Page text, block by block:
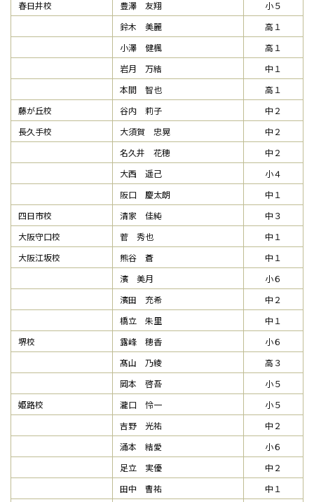
春日井校
豊澤 友翔
小５
鈴木 美麗
高１
小澤 健楓
高１
岩月 万結
中１
本間 智也
高１
藤が丘校
谷内 莉子
中２
長久手校
大須賀 忠晃
中２
名久井 花穂
中２
大西 遥己
小４
阪口 慶太朗
中１
四日市校
清家 佳純
中３
大阪守口校
菅 秀也
中１
大阪江坂校
熊谷 蒼
中１
濱 美月
小６
濱田 充希
中２
橋立 朱里
中１
堺校
露峰 穂香
小６
髙山 乃綾
高３
岡本 啓吾
小５
姫路校
瀧口 怜一
小５
吉野 光祐
中２
涌本 結愛
小６
足立 実優
中２
田中 曹祐
中１